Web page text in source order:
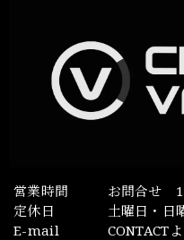
営業時間
お問合せ
定休日
土曜日・日
E-mail
CONTACT